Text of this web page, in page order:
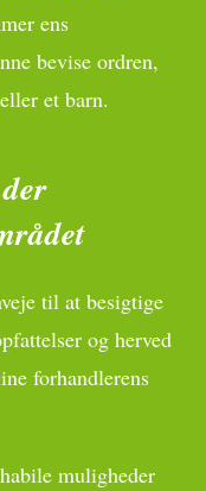
ens
bevise ordren,
et barn.
til at besigtige
og herved
forhandlerens
muligheder